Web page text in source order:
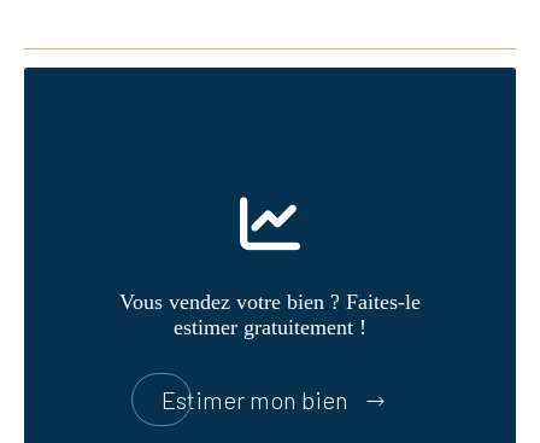
Vous vendez votre bien ? Faites-le
estimer gratuitement !
Estimer mon bien